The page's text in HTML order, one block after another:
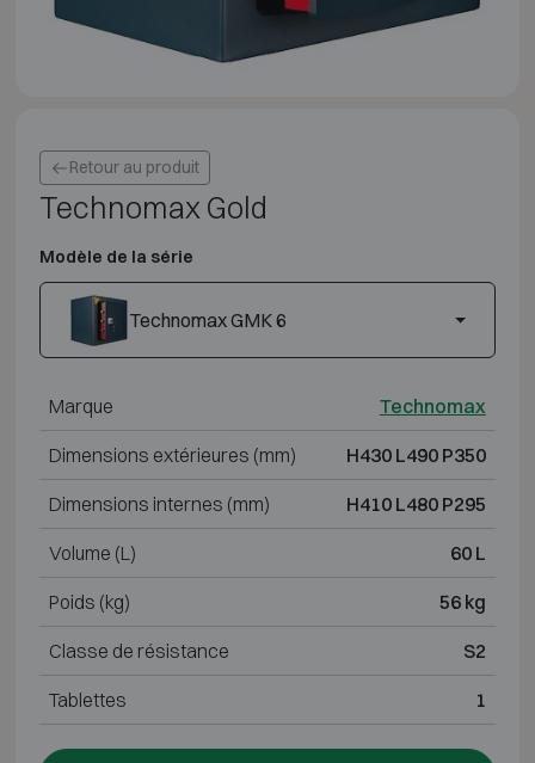
Retour au produit
Technomax Gold
Modèle de la série
Technomax GMK 6
Marque Technomax
Dimensions extérieures (mm) H430 L490 P350
Dimensions internes (mm) H410 L480 P295
Volume (L) 60 L
Poids (kg) 56 kg
Classe de résistance S2
Tablettes 1